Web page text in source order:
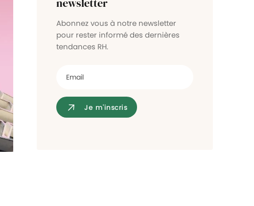
newsletter
Abonnez vous à notre newsletter
pour rester informé des dernières
tendances RH.
Je m'inscris
Contrôle d'accès